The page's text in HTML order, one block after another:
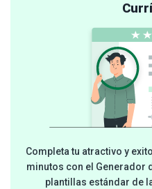
Completa tu atractivo y
minutos con el Generador
plantillas estándar de